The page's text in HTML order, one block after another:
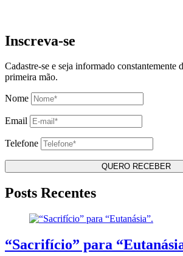
Inscreva-se
Cadastre-se e seja informado constantemente
primeira mão.
Nome
Email
Telefone
Posts Recentes
“Sacrifício” para